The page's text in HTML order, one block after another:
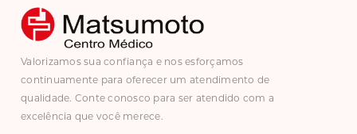
Valorizamos sua confiança e nos esforçamos
continuamente para oferecer um atendimento de
qualidade. Conte conosco para ser atendido com a
excelência que você merece.